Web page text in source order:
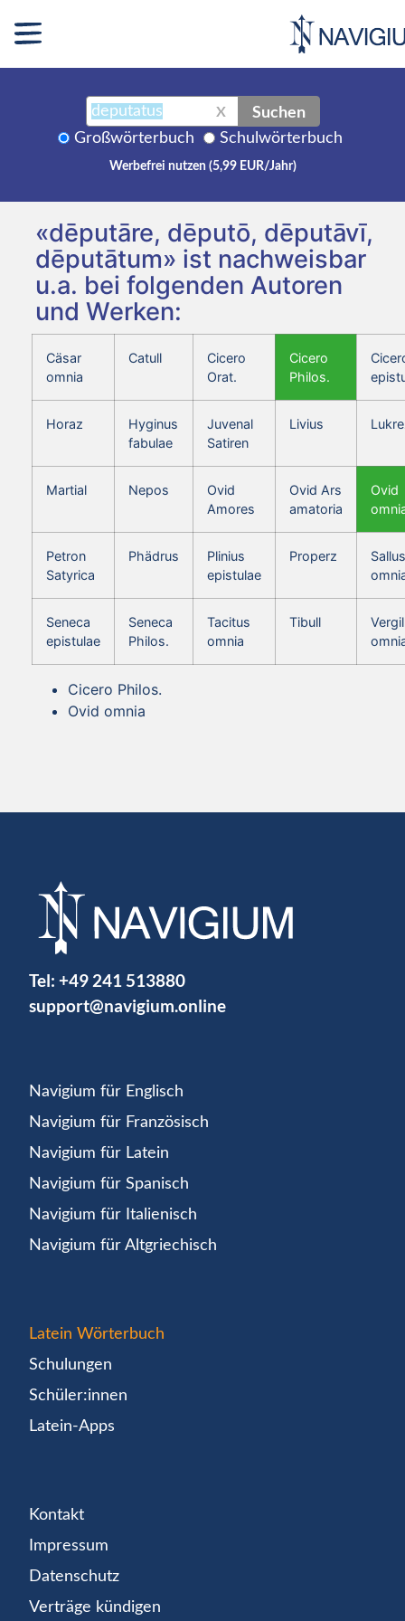
X Suchen
Großwörterbuch Schulwörterbuch
Werbefrei nutzen (5,99 EUR/Jahr)
«dēputāre, dēputō, dēputāvī,
dēputātum» ist nachweisbar
u.a. bei folgenden Autoren
und Werken:
Cäsar
omnia
Catull
Cicero
Orat.
Cicero
Philos.
Horaz
Hyginus
fabulae
Juvenal
Satiren
Livius
Martial Nepos
Ovid
Amores
Ovid Ars
amatoria
Ovid
Petron
Satyrica
Phädrus
Plinius
epistulae
Properz
Seneca
epistulae
Seneca
Philos.
Tacitus
omnia
Tibull
Vergil
Cicero Philos.
Ovid omnia
Tel: +49 241 513880
support@navigium.online
Navigium für Englisch
Navigium für Französisch
Navigium für Latein
Navigium für Spanisch
Navigium für Italienisch
Navigium für Altgriechisch
Latein Wörterbuch
Schulungen
Schüler:innen
Latein-Apps
Kontakt
Impressum
Datenschutz
Verträge kündigen